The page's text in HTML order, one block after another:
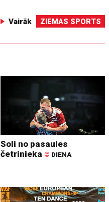
Vairāk ZIEMAS SPORTS
Soli no pasaules
četrinieka © DIENA